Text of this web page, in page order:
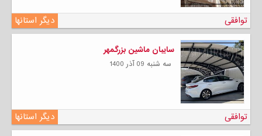
دیگر استانها توافقی
سایبان ماشین بزرگمهر
سه شنبه 09 آذر 1400
دیگر استانها توافقی